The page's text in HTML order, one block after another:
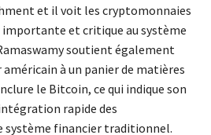
et il voit les cryptomonnaies
et critique au système
soutient également
américain à un panier de matières
le Bitcoin, ce qui indique son
rapide des
système financier traditionnel.